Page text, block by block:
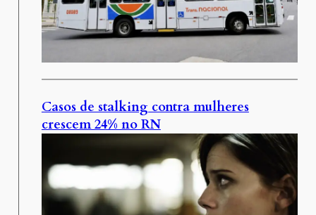
Casos de stalking contra mulheres
crescem 24% no RN